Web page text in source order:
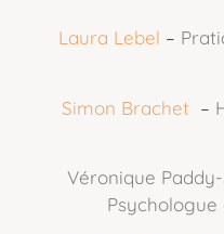
Laura Lebel –
Simon Brachet –
Véronique